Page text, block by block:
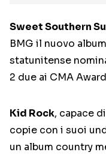
Sweet Southern
BMG il nuovo
statunitense
2 due ai CMA
Kid Rock, capace
copie con i suoi
un album country